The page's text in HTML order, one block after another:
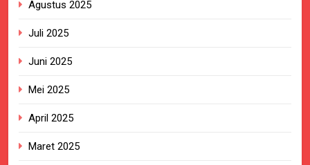
Agustus 2025
Juli 2025
Juni 2025
Mei 2025
April 2025
Maret 2025